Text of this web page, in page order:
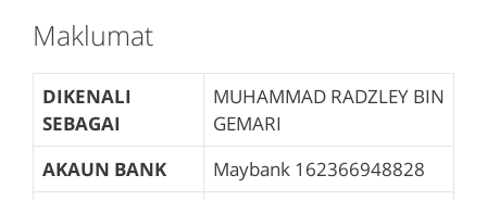
Maklumat
DIKENALI
SEBAGAI
MUHAMMAD RADZLEY BIN
GEMARI
AKAUN BANK
Maybank 162366948828